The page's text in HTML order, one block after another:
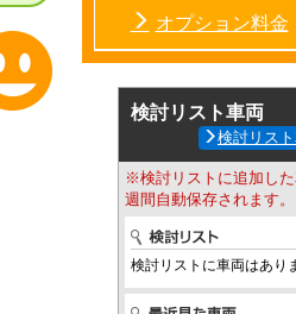
オプション料金
検討リスト車両
検討リス
※検討リストに追加し
週間自動保存されます。
検討リストに車両はあり